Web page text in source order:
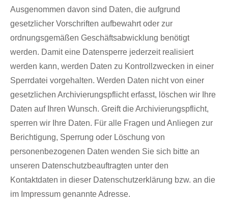
Ausgenommen davon sind Daten, die aufgrund
gesetzlicher Vorschriften aufbewahrt oder zur
ordnungsgemäßen Geschäftsabwicklung benötigt
werden. Damit eine Datensperre jederzeit realisiert
werden kann, werden Daten zu Kontrollzwecken in einer
Sperrdatei vorgehalten. Werden Daten nicht von einer
gesetzlichen Archivierungspflicht erfasst, löschen wir Ihre
Daten auf Ihren Wunsch. Greift die Archivierungspflicht,
sperren wir Ihre Daten. Für alle Fragen und Anliegen zur
Berichtigung, Sperrung oder Löschung von
personenbezogenen Daten wenden Sie sich bitte an
unseren Datenschutzbeauftragten unter den
Kontaktdaten in dieser Datenschutzerklärung bzw. an die
im Impressum genannte Adresse.